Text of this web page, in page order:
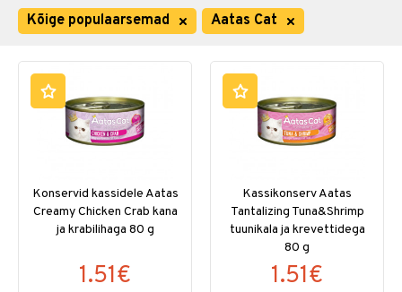
Kõige populaarsemad
Aatas Cat
Konservid kassidele Aatas
Creamy Chicken Crab kana
ja krabilihaga 80 g
1.51€
Kassikonserv Aatas
Tantalizing Tuna&Shrimp
tuunikala ja krevettidega
80 g
1.51€